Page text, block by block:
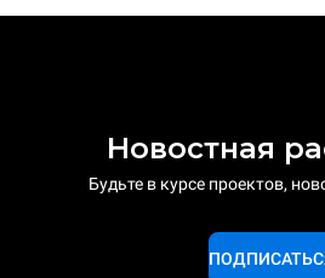
Новостная
Будьте в курсе проектов,